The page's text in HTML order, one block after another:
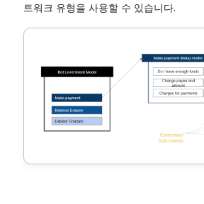
트워크 유형을 사용할 수 있습니다.